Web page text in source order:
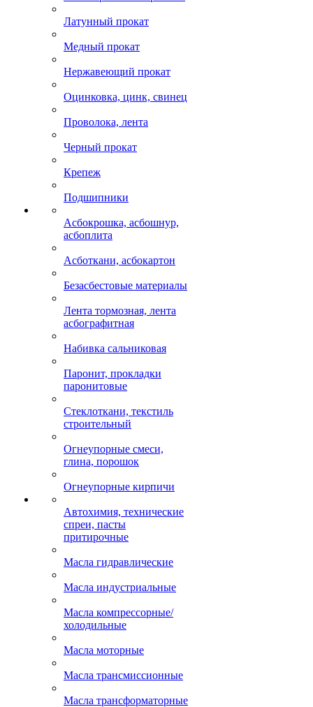
Латунный прокат
Медный прокат
Нержавеющий прокат
Оцинковка, цинк, свинец
Проволока, лента
Черный прокат
Крепеж
Подшипники
Асбокрошка, асбошнур,
асбоплита
Асботкани, асбокартон
Безасбестовые материалы
Лента тормозная, лента
асбографитная
Набивка сальниковая
Паронит, прокладки
паронитовые
Стеклоткани, текстиль
строительный
Огнеупорные смеси,
глина, порошок
Огнеупорные кирпичи
Автохимия, технические
спреи, пасты
притирочные
Масла гидравлические
Масла индустриальные
Масла компрессорные/
холодильные
Масла моторные
Масла трансмиссионные
Масла трансформаторные